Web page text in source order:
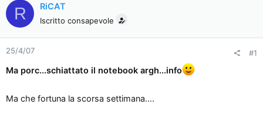
s
s
s
o
n
i
R RiCAT
Iscritto consapevole
25/4/07 #1
Ma porc...schiattato il notebook argh...info
Ma che fortuna la scorsa settimana....